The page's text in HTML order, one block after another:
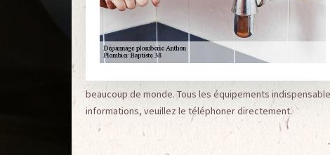
beaucoup de monde. Tous les équipements
informations, veuillez le téléphoner directement.